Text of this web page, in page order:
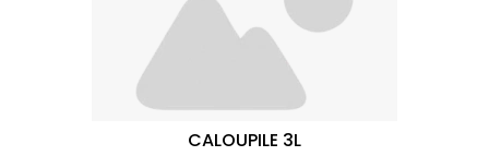
CALOUPILE 3L